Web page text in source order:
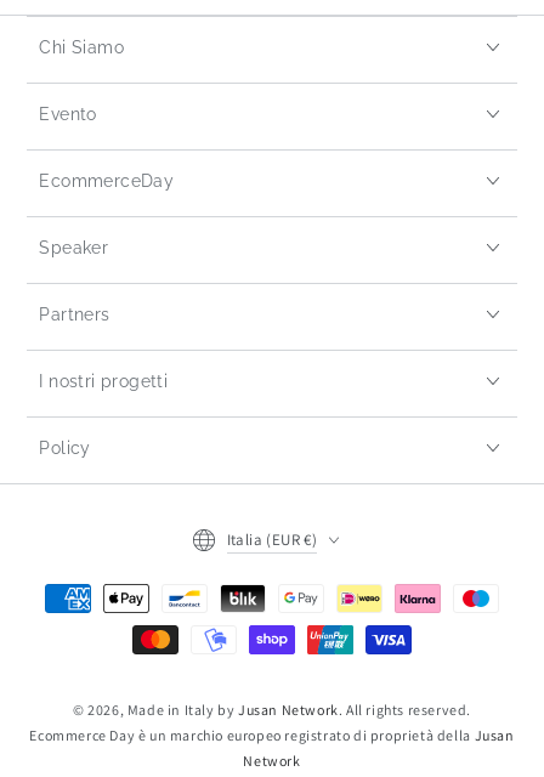
Chi Siamo
Evento
EcommerceDay
Speaker
Partners
I nostri progetti
Policy
© 2026, Made in Italy by Jusan Network. All rights reserved.
Ecommerce Day è un marchio europeo registrato di proprietà della Jusan
Network
Italia (EUR €)